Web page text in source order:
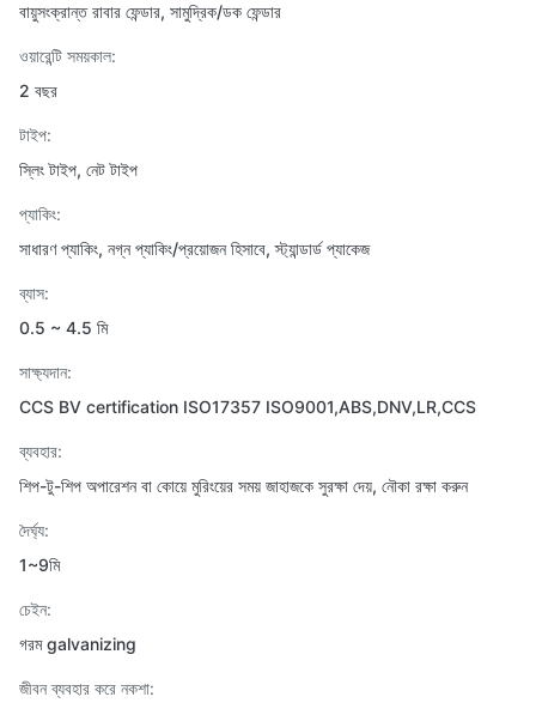
বায়ুসংক্রান্ত রাবার ফেন্ডার, সামুদ্রিক/ডক ফেন্ডার
ওয়ারেন্টি সময়কাল:
2 বছর
টাইপ:
স্লিং টাইপ, নেট টাইপ
প্যাকিং:
সাধারণ প্যাকিং, নগ্ন প্যাকিং/প্রয়োজন হিসাবে, স্ট্যান্ডার্ড প্যাকেজ
ব্যাস:
0.5 ~ 4.5 মি
সাক্ষ্যদান:
CCS BV certification ISO17357 ISO9001,ABS,DNV,LR,CCS
ব্যবহার:
শিপ-টু-শিপ অপারেশন বা কোয়ে মুরিংয়ের সময় জাহাজকে সুরক্ষা দেয়, নৌকা রক্ষা করুন
দৈর্ঘ্য:
1~9মি
চেইন:
গরম galvanizing
জীবন ব্যবহার করে নকশা: